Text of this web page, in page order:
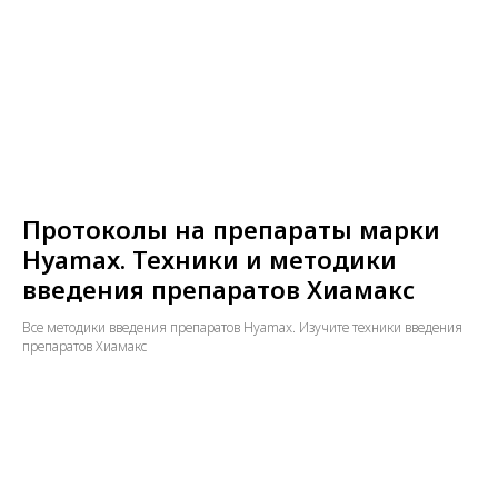
Протоколы на препараты марки
Hyamax. Техники и методики
введения препаратов Хиамакс
Все методики введения препаратов Hyamax. Изучите техники введения
препаратов Хиамакс